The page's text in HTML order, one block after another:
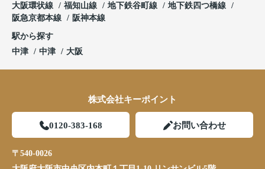
大阪環状線
福知山線 地下鉄谷町線
地下鉄四つ橋線
阪急京都本線
阪神本線
駅から探す
中津
中津 大阪
株式会社キーポイント
0120-383-168 お問い合わせ
〒540-0026